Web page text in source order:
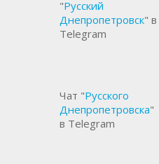
"Русский
Днепропетровск" в
Telegram
Чат "Русского
Днепропетровска"
в Telegram